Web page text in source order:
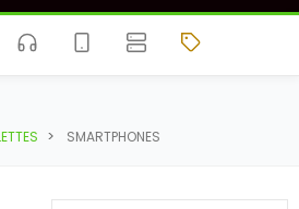
SMARTPHONES